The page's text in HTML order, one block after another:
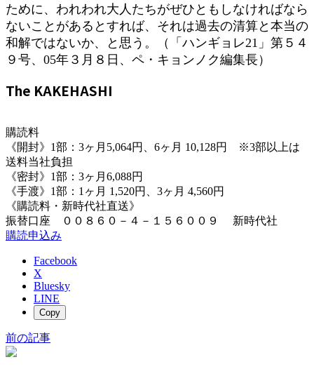
ために、われわれ大人たちがぜひともしなければなら
ないことがあるとすれば、それは過去の清算と本当の
和解ではないか、と思う。（「ハンギョレ21」第５４
９号、05年３月８日、ペ・キョンノク編集長）
The KAKEHASHI
購読料
《開封》1部：3ヶ月5,064円、6ヶ月 10,128円 ※3部以上は
送料当社負担
《密封》1部：3ヶ月6,088円
《手渡》1部：1ヶ月 1,520円、3ヶ月 4,560円
《購読料・新時代社直送》
振替口座 ００８６０－４－１５６００９ 新時代社
購読申込み
Facebook
X
Bluesky
LINE
Copy
前の記事